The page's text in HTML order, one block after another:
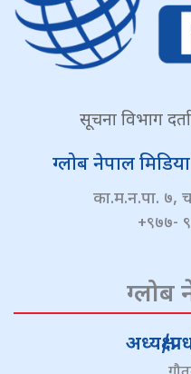
सूचना विभाग
ग्लोब नेपाल
का.म.न.पा. ७,
+९७७-
ग्लोब
अध्यक्ष/